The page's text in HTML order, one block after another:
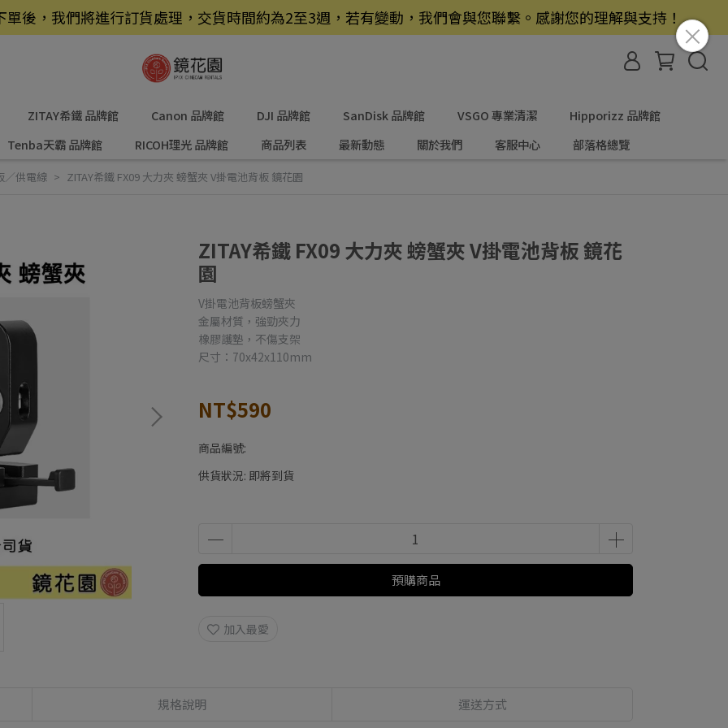
後，我們將進行訂貨處理，交貨時間約為2至3週，若有變動，我們會與您聯繫。感謝您的理解與支持！
ZITAY希鐵 品牌館 Canon 品牌館 DJI 品牌館 SanDisk 品牌館 VSGO 專業清潔
Hipporizz 品牌館
Tenba天霸 品牌館
RICOH理光 品牌館 商品列表 最新動態 關於我們 客服中心 部落格總覽
／供電線 ZITAY希鐵 FX09 大力夾 螃蟹夾 V掛電池背板 鏡花園
ZITAY希鐵 FX09 大力夾 螃蟹夾 V掛電池背板 鏡花
園
V掛電池背板螃蟹夾
金屬材質，強勁夾力
橡膠護墊，不傷支架
尺寸：70x42x110mm
NT$590
商品編號:
供貨狀況: 即將到貨
預購商品
加入最愛
規格說明 運送方式